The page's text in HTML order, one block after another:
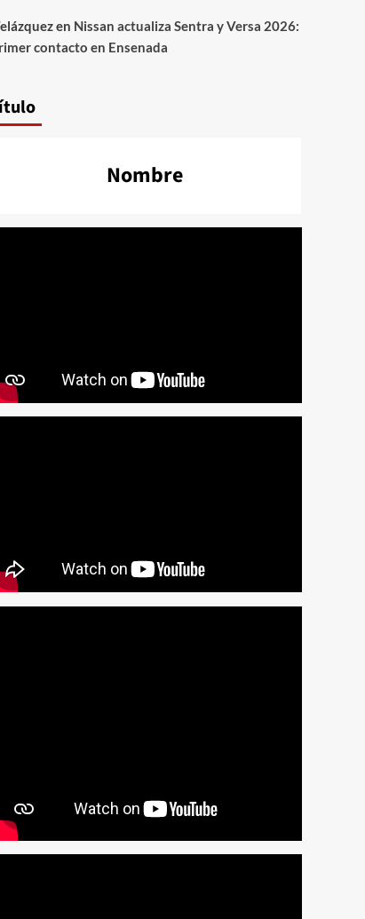
en Nissan actualiza Sentra y Versa 2026:
contacto en Ensenada
Nombre